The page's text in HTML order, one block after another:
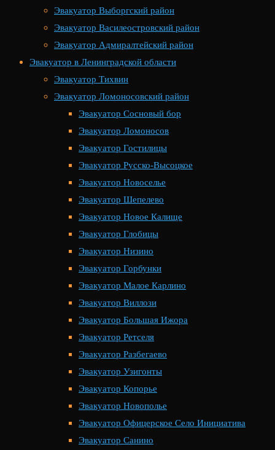
Эвакуатор Выборгский район
Эвакуатор Василеостровский район
Эвакуатор Адмиралтейский район
Эвакуатор в Ленинградской области
Эвакуатор Тихвин
Эвакуатор Ломоносовский район
Эвакуатор Сосновый бор
Эвакуатор Ломоносов
Эвакуатор Гостилицы
Эвакуатор Русско-Высоцкое
Эвакуатор Новоселье
Эвакуатор Шепелево
Эвакуатор Новое Калище
Эвакуатор Глобицы
Эвакуатор Низино
Эвакуатор Горбунки
Эвакуатор Малое Карлино
Эвакуатор Виллози
Эвакуатор Большая Ижора
Эвакуатор Ретселя
Эвакуатор Разбегаево
Эвакуатор Узигонты
Эвакуатор Копорье
Эвакуатор Новополье
Эвакуатор Офицерское Село Инициатива
Эвакуатор Санино